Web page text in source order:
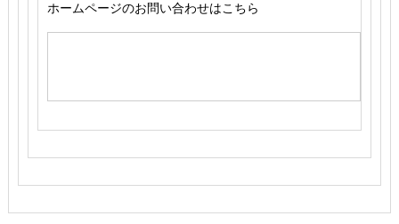
ホームページのお問い合わせはこちら